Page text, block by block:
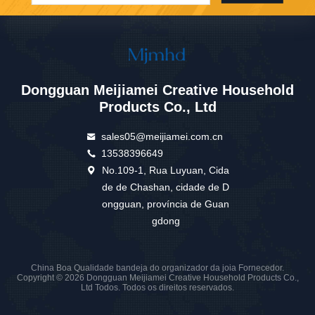
Dongguan Meijiamei Creative Household
Products Co., Ltd
sales05@meijiamei.com.cn
13538396649
No.109-1, Rua Luyuan, Cida
de de Chashan, cidade de D
ongguan, província de Guan
gdong
China Boa Qualidade bandeja do organizador da joia Fornecedor.
Copyright © 2026 Dongguan Meijiamei Creative Household Products Co.,
Ltd Todos. Todos os direitos reservados.